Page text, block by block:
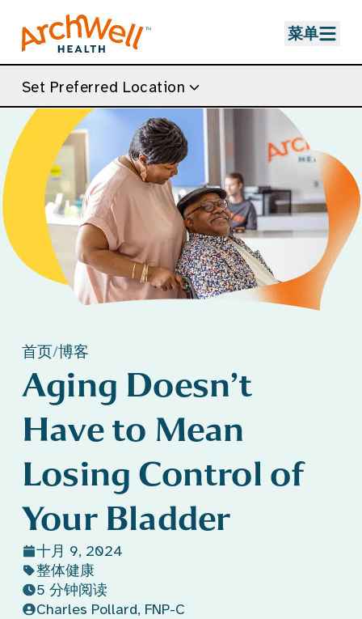
菜单
Set Preferred Location
首页/博客
Aging Doesn’t
Have to Mean
Losing Control of
Your Bladder
十月 9, 2024
整体健康
5 分钟阅读
Charles Pollard, FNP-C